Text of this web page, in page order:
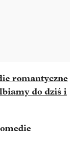
romantyczne
do dziś i